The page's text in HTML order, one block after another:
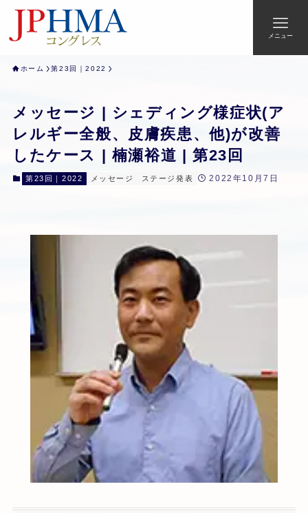
メニュー
ホーム 第23回｜2022
メッセージ | シェディング様症状(ア
レルギー全般、皮膚疾患、他)が改善
したケース | 楠瀬裕道 | 第23回
第23回｜2022 メッセージ ステージ発表 2022年10月7日